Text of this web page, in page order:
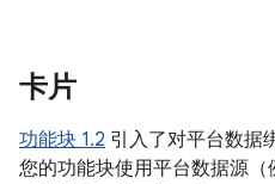
卡片
功能块 1.2 引入了对平台数据
您的功能块使用平台数据源